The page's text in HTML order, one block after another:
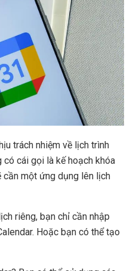
trách nhiệm về lịch trình
cái gọi là kế hoạch khóa
cần một ứng dụng lên lịch
riêng, bạn chỉ cần nhập
Hoặc bạn có thể tạo